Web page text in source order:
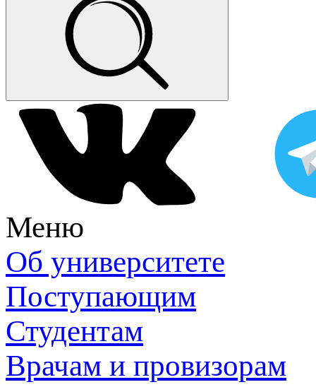
Меню
Об университете
Поступающим
Студентам
Врачам и провизорам